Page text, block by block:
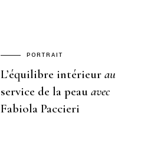
PORTRAIT
L’équilibre intérieurau
service de la peauavec
Fabiola Paccieri